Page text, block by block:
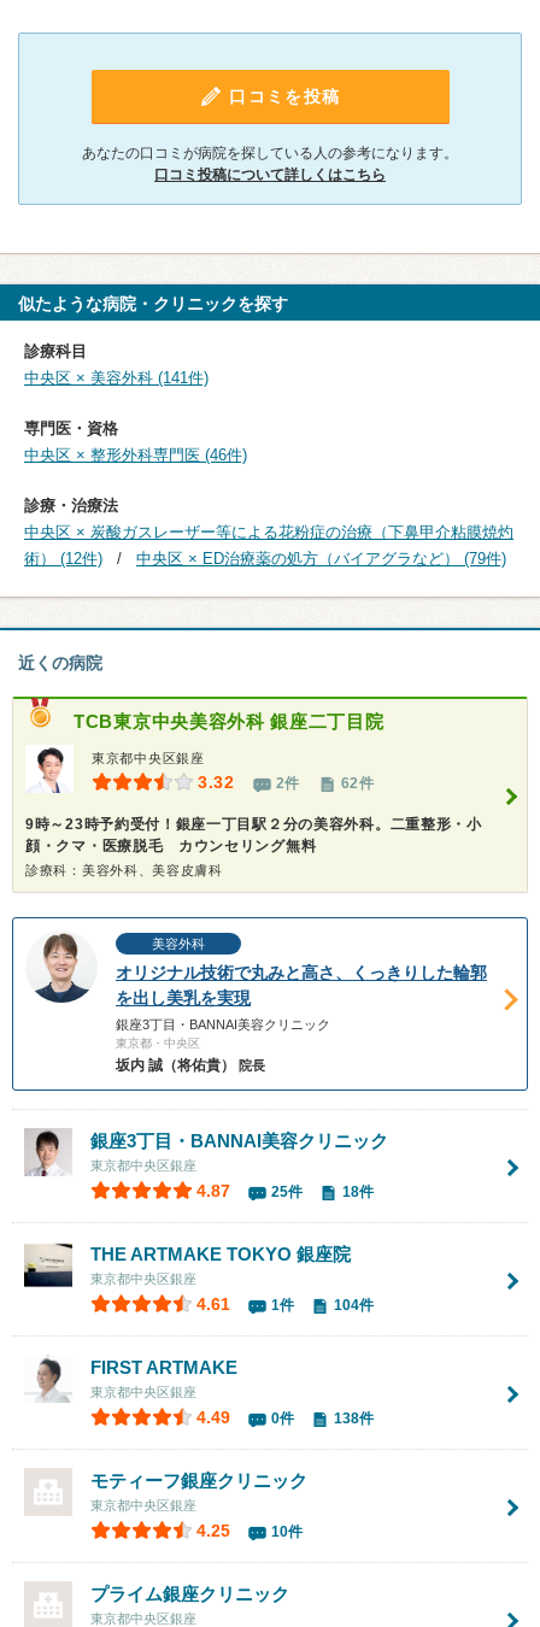
口コミを投稿
あなたの口コミが病院を探している人の参考になります。
口コミ投稿について詳しくはこちら
似たような病院・クリニックを探す
診療科目
中央区 × 美容外科 (141件)
専門医・資格
中央区 × 整形外科専門医 (46件)
診療・治療法
中央区 × 炭酸ガスレーザー等による花粉症の治療（下鼻甲介粘膜焼灼
術） (12件)
中央区 × ED治療薬の処方（バイアグラなど） (79件)
近くの病院
TCB東京中央美容外科 銀座二丁目院
東京都中央区銀座
3.32 2件 62件
9時～23時予約受付！銀座一丁目駅２分の美容外科。二重整形・小
顔・クマ・医療脱毛 カウンセリング無料
診療科：美容外科、美容皮膚科
美容外科
オリジナル技術で丸みと高さ、くっきりした輪郭
を出し美乳を実現
銀座3丁目・BANNAI美容クリニック
東京都・中央区
坂内 誠（将佑貴） 院長
銀座3丁目・BANNAI美容クリニック
東京都中央区銀座
4.87 25件 18件
THE ARTMAKE TOKYO 銀座院
東京都中央区銀座
4.61 1件 104件
FIRST ARTMAKE
東京都中央区銀座
4.49 0件 138件
モティーフ銀座クリニック
東京都中央区銀座
4.25 10件
プライム銀座クリニック
東京都中央区銀座